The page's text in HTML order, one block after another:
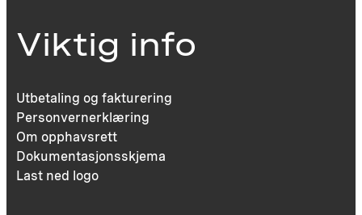
Viktig info
Utbetaling og fakturering
Personvernerklæring
Om opphavsrett
Dokumentasjonsskjema
Last ned logo